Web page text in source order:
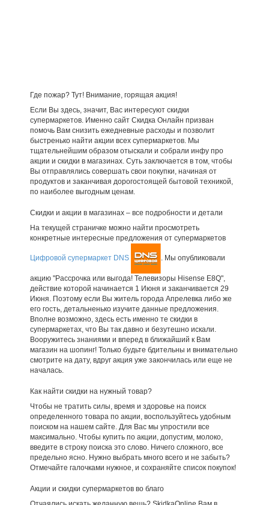
Где пожар? Тут! Внимание, горящая акция!
Если Вы здесь, значит, Вас интересуют скидки
супермаркетов. Именно сайт Скидка Онлайн призван
помочь Вам снизить ежедневные расходы и позволит
быстренько найти акции всех супермаркетов. Мы
тщательнейшим образом отыскали и собрали инфу про
акции и скидки в магазинах. Суть заключается в том, чтобы
Вы отправлялись совершать свои покупки, начиная от
продуктов и заканчивая дорогостоящей бытовой техникой,
по наиболее выгодным ценам.
Скидки и акции в магазинах – все подробности и детали
На текущей страничке можно найти просмотреть
конкретные интересные предложения от супермаркетов
Цифровой супермаркет DNS . Мы опубликовали
акцию "Рассрочка или выгода! Телевизоры Hisense E8Q",
действие которой начинается 1 Июня и заканчивается 29
Июня. Поэтому если Вы житель города Апрелевка либо же
его гость, детальненько изучите данные предложения.
Вполне возможно, здесь есть именно те скидки в
супермаркетах, что Вы так давно и безутешно искали.
Вооружитесь знаниями и вперед в ближайший к Вам
магазин на шопинг! Только будьте бдительны и внимательно
смотрите на дату, вдруг акция уже закончилась или еще не
началась.
Как найти скидки на нужный товар?
Чтобы не тратить силы, время и здоровье на поиск
определенного товара по акции, воспользуйтесь удобным
поиском на нашем сайте. Для Вас мы упростили все
максимально. Чтобы купить по акции, допустим, молоко,
введите в строку поиска это слово. Ничего сложного, все
предельно ясно. Нужно выбрать много всего и не забыть?
Отмечайте галочками нужное, и сохраняйте список покупок!
Акции и скидки супермаркетов во благо